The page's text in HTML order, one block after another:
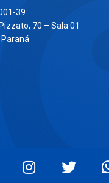
39
70 – Sala 01